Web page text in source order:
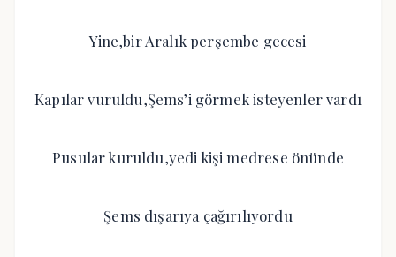
Yine,bir Aralık perşembe gecesi
Kapılar vuruldu,Şems’i görmek isteyenler vardı
Pusular kuruldu,yedi kişi medrese önünde
Şems dışarıya çağırılıyordu